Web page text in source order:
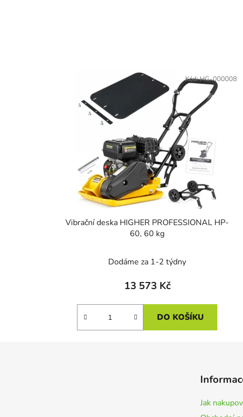
Vibrační deska HIGHER PROFESSIONAL HP-
60, 60 kg
Dodáme za 1-2 týdny
13 573 Kč
DO KOŠÍKU
Kód:HG-000008
Jak